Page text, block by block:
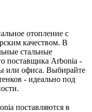
отопление с
качеством. В
стальные
поставщика Arbonia -
или офиса. Выбирайте
- идеально под
поставляются в